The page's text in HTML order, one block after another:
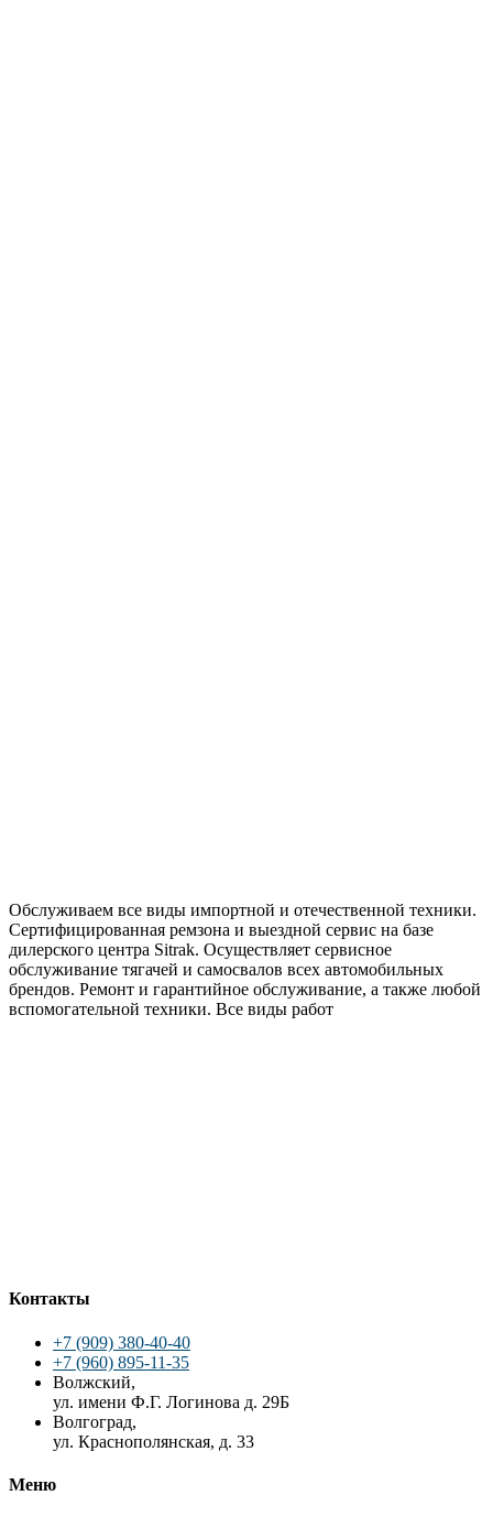
Обслуживаем все виды импортной и отечественной техники.
Сертифицированная ремзона и выездной сервис на базе
дилерского центра Sitrak. Осуществляет сервисное
обслуживание тягачей и самосвалов всех автомобильных
брендов. Ремонт и гарантийное обслуживание, а также любой
вспомогательной техники. Все виды работ
Контакты
+7 (909) 380-40-40
+7 (960) 895-11-35
Волжский,
ул. имени Ф.Г. Логинова д. 29Б
Волгоград,
ул. Краснополянская, д. 33
Меню